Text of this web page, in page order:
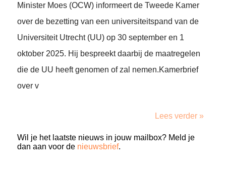
Minister Moes (OCW) informeert de Tweede Kamer
over de bezetting van een universiteitspand van de
Universiteit Utrecht (UU) op 30 september en 1
oktober 2025. Hij bespreekt daarbij de maatregelen
die de UU heeft genomen of zal nemen.Kamerbrief
over v
Lees verder »
Wil je het laatste nieuws in jouw mailbox? Meld je
dan aan voor de nieuwsbrief.